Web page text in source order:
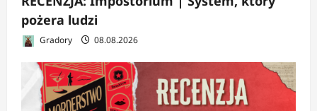
pożera ludzi
Gradory 08.08.2026